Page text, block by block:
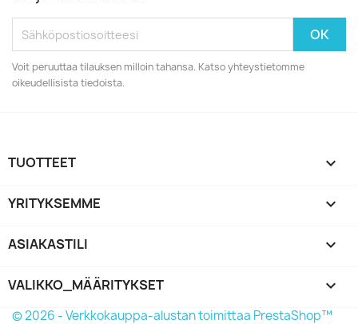
Voit peruuttaa tilauksen milloin tahansa. Katso yhteystietomme
oikeudellisista tiedoista.
TUOTTEET 
YRITYKSEMME 
ASIAKASTILI 
VALIKKO_MÄÄRITYKSET keyboard_arrow_down
© 2026 - Verkkokauppa-alustan toimittaa PrestaShop™